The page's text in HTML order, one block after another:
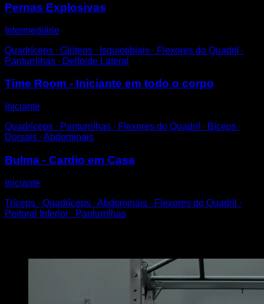
Pernas Explosivas
Intermediário
Quadríceps ∙ Glúteos ∙ Isquiotibiais ∙ Flexores do Quadril ∙
Panturrilhas ∙ Deltoide Lateral
Time Room - Iniciante em todo o corpo
Iniciante
Quadríceps ∙ Panturrilhas ∙ Flexores do Quadril ∙ Bíceps ∙
Dorsais ∙ Abdominais
Bulma - Cardio em Casa
Iniciante
Tríceps ∙ Quadríceps ∙ Abdominais ∙ Flexores do Quadril ∙
Peitoral Inferior ∙ Panturrilhas